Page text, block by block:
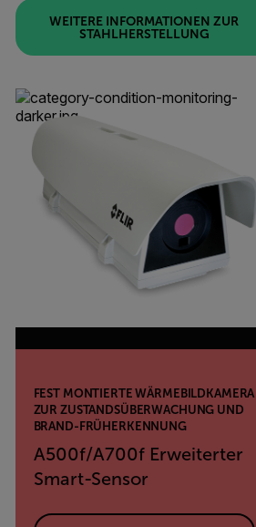
WEITERE INFORMATIONEN ZUR
STAHLHERSTELLUNG
FEST MONTIERTE WÄRMEBILDKAMERA
ZUR ZUSTANDSÜBERWACHUNG UND
BRAND-FRÜHERKENNUNG
A500f/A700f Erweiterter
Smart-Sensor